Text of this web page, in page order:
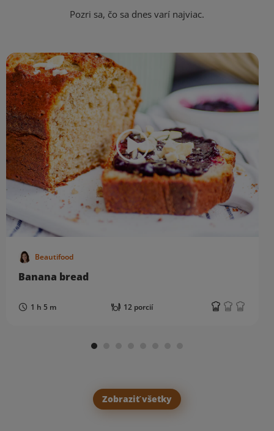
Pozri sa, čo sa dnes varí najviac.
Beautifood
Banana bread
1 h 5 m 12 porcií
Zobraziť všetky